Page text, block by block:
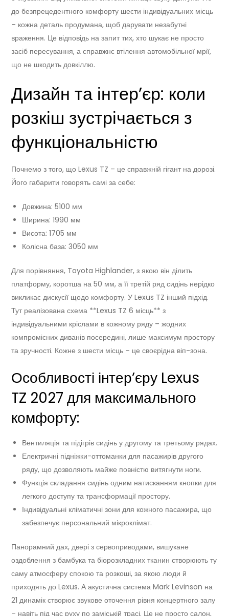
до безпрецедентного комфорту шести індивідуальних місць
– кожна деталь продумана, щоб дарувати незабутні
враження. Це відповідь на запит тих, хто шукає не просто
засіб пересування, а справжнє втілення автомобільної мрії,
що не шкодить довкіллю.
Дизайн та інтер’єр: коли
розкіш зустрічається з
функціональністю
Почнемо з того, що Lexus TZ – це справжній гігант на дорозі.
Його габарити говорять самі за себе:
Довжина: 5100 мм
Ширина: 1990 мм
Висота: 1705 мм
Колісна база: 3050 мм
Для порівняння, Toyota Highlander, з якою він ділить
платформу, коротша на 50 мм, а її третій ряд сидінь нерідко
викликає дискусії щодо комфорту. У Lexus TZ інший підхід.
Тут реалізована схема **Lexus TZ 6 місць** з
індивідуальними кріслами в кожному ряду – жодних
компромісних диванів посередині, лише максимум простору
та зручності. Кожне з шести місць – це своєрідна віп-зона.
Особливості інтер’єру Lexus
TZ 2027 для максимального
комфорту:
Вентиляція та підігрів сидінь у другому та третьому рядах.
Електричні підніжки-оттоманки для пасажирів другого
ряду, що дозволяють майже повністю витягнути ноги.
Функція складання сидінь одним натисканням кнопки для
легкого доступу та трансформації простору.
Індивідуальні кліматичні зони для кожного пасажира, що
забезпечує персональний мікроклімат.
Панорамний дах, двері з сервоприводами, вишукане
оздоблення з бамбука та біорозкладних тканин створюють ту
саму атмосферу спокою та розкоші, за якою люди й
приходять до Lexus. А акустична система Mark Levinson на
21 динамік створює звукове оточення рівня концертного залу
– навіть під час руху по заміській трасі. Це не просто салон,